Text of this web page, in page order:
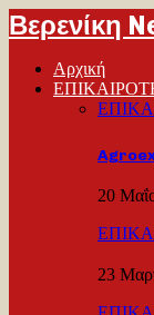
Βερενίκη
Αρχική
20
23